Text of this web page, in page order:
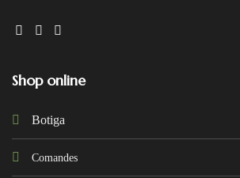
Shop online
Botiga
Comandes